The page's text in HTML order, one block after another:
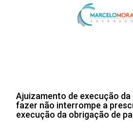
Ajuizamento de execução
fazer não interrompe a
execução da obrigação de